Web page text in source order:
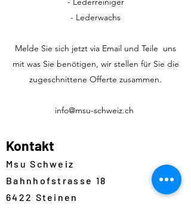
- Lederwachs
Melde Sie sich jetzt via Email und Teile uns
mit was Sie benötigen, wir stellen für Sie die
zugeschnittene Offerte zusammen.
info@msu-schweiz.ch
Kontakt
Msu Schweiz
Bahnhofstrasse 18
6422 Steinen